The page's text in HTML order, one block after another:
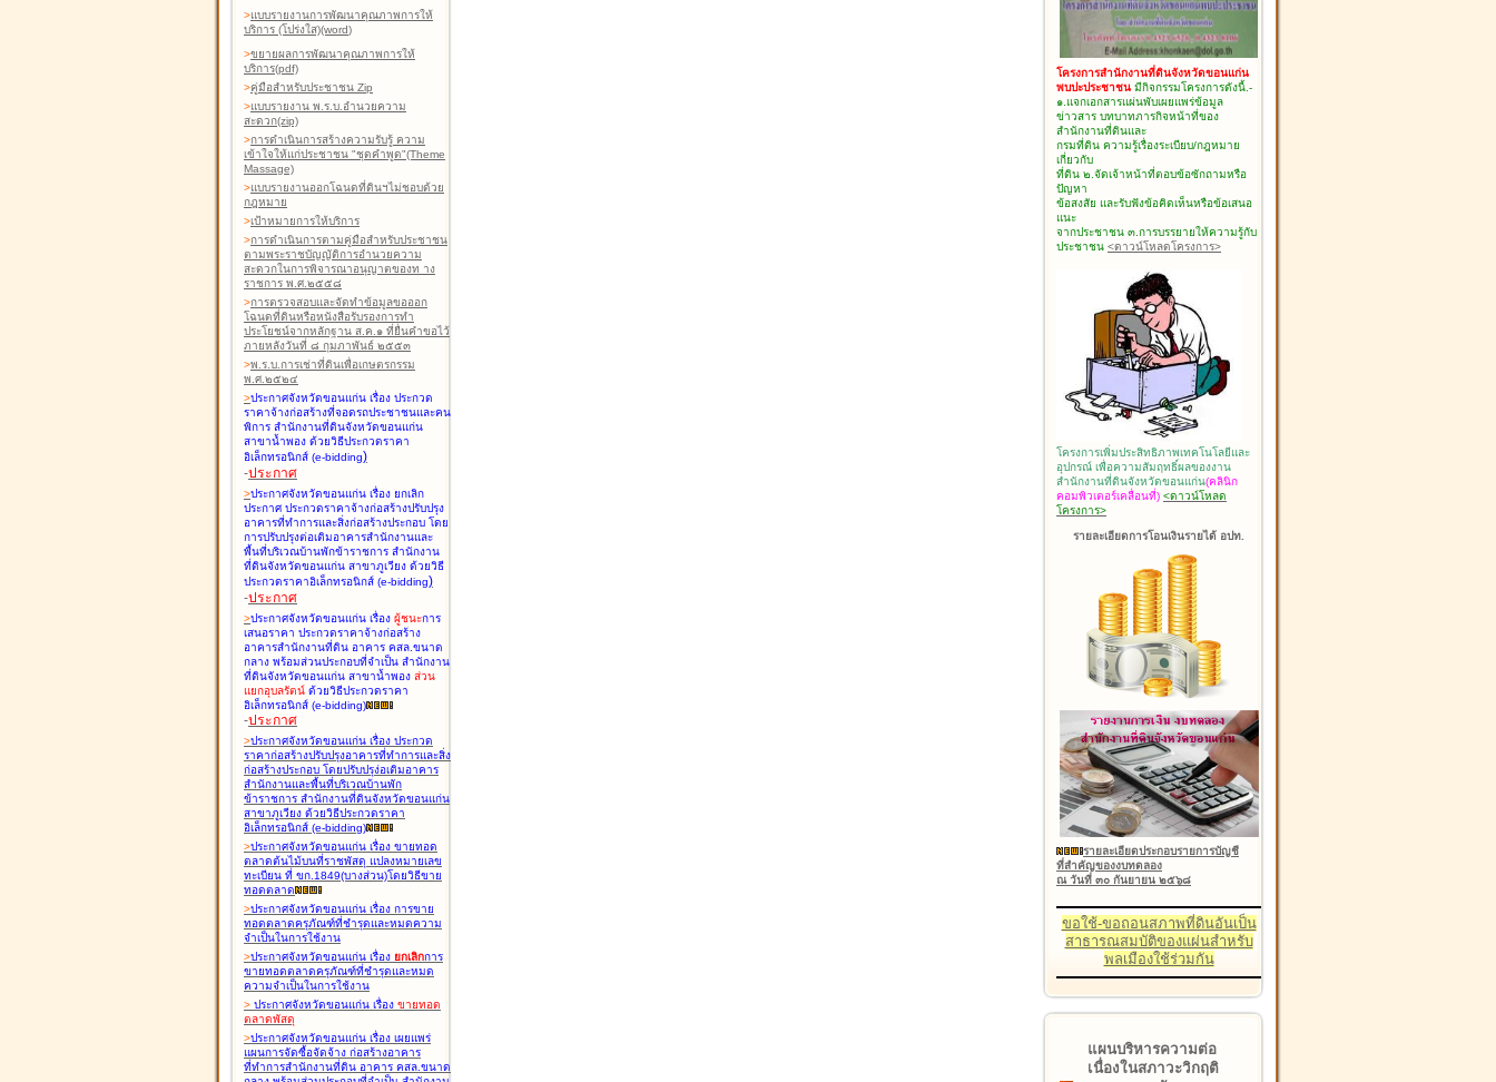
>แบบรายงานการพัฒนาคุณภาพการให้
บริการ (โปร่งใส)(word)
>ขยายผลการพัฒนาคุณภาพการให้
บริการ(pdf)
>คู่มือสำหรับประชาชน Zip
>แบบรายงาน พ.ร.บ.อำนวยความ
สะดวก(zip)
>การดำเนินการสร้างความรับรู้ ความ
เข้าใจให้แก่ประชาชน "ชุดคำพูด"(Theme
Massage)
>แบบรายงานออกโฉนดที่ดินฯไม่ชอบด้วย
กฎหมาย
>เป้าหมายการให้บริการ
>การดำเนินการตามคู่มือสำหรับประชาชน
ตามพระราชบัญญัติการอำนวยความ
สะดวกในการพิจารณาอนุญาตของท าง
ราชการ พ.ศ.๒๕๕๘
>การตรวจสอบและจัดทำข้อมูลขอออก
โฉนดที่ดินหรือหนังสือรับรองการทำ
ประโยชน์จากหลักฐาน ส.ค.๑ ที่ยื่นคำขอไว้
ภายหลังวันที่ ๘ กุมภาพันธ์ ๒๕๕๓
>พ.ร.บ.การเช่าที่ดินเพื่อเกษตรกรรม
พ.ศ.๒๕๒๔
>ประกาศจังหวัดขอนแก่น เรื่อง ประกวด
ราคาจ้างก่อสร้างที่จอดรถประชาชนและคน
พิการ สำนักงานที่ดินจังหวัดขอนแก่น
สาขาน้ำพอง ด้วยวิธีประกวดราคา
อิเล็กทรอนิกส์ (e-bidding)
-ประกาศ
>ประกาศจังหวัดขอนแก่น เรื่อง ยกเลิก
ประกาศ ประกวดราคาจ้างก่อสร้างปรับปรุง
อาคารที่ทำการและสิ่งก่อสร้างประกอบ โดย
การปรับปรุงต่อเติมอาคารสำนักงานและ
พื้นที่บริเวณบ้านพักข้าราชการ สำนักงาน
ที่ดินจังหวัดขอนแก่น สาขาภูเวียง ด้วยวิธี
ประกวดราคาอิเล็กทรอนิกส์ (e-bidding)
-ประกาศ
>ประกาศจังหวัดขอนแก่น เรื่อง ผู้ชนะการ
เสนอราคา ประกวดราคาจ้างก่อสร้าง
อาคารสำนักงานที่ดิน อาคาร คสล.ขนาด
กลาง พร้อมส่วนประกอบที่จำเป็น สำนักงาน
ที่ดินจังหวัดขอนแก่น สาขาน้ำพอง ส่วน
แยกอุบลรัตน์ ด้วยวิธีประกวดราคา
อิเล็กทรอนิกส์ (e-bidding)
-ประกาศ
>ประกาศจังหวัดขอนแก่น เรื่อง ประกวด
ราคาก่อสร้างปรับปรุงอาคารที่ทำการและสิ่ง
ก่อสร้างประกอบ โดยปรับปรุง่อเติมอาคาร
สำนักงานและพื้นที่บริเวณบ้านพัก
ข้าราชการ สำนักงานที่ดินจังหวัดขอนแก่น
สาขาภูเวียง ด้วยวิธีประกวดราคา
อิเล็กทรอนิกส์ (e-bidding)
>ประกาศจังหวัดขอนแก่น เรื่อง ขายทอด
ตลาดต้นไม้บนที่ราชพัสดุ แปลงหมายเลข
ทะเบียน ที่ ขก.1849(บางส่วน)โดยวิธีขาย
ทอดตลาด
>ประกาศจังหวัดขอนแก่น เรื่อง การขาย
ทอดตลาดครุภัณฑ์ที่ชำรุดและหมดความ
จำเป็นในการใช้งาน
>ประกาศจังหวัดขอนแก่น เรื่อง ยกเลิกการ
ขายทอดตลาดครุภัณฑ์ที่ชำรุดและหมด
ความจำเป็นในการใช้งาน
> ประกาศจังหวัดขอนแก่น เรื่อง ขายทอด
ตลาดพัสดุ
>ประกาศจังหวัดขอนแก่น เรื่อง เผยแพร่
แผนการจัดซื้อจัดจ้าง ก่อสร้างอาคาร
ที่ทำการสำนักงานที่ดิน อาคาร คสล.ขนาด
โครงการสำนักงานที่ดินจังหวัดขอนแก่น
พบปะประชาชน มีกิจกรรมโครงการดังนี้.-
๑.แจกเอกสารแผ่นพับเผยแพร่ข้อมูล
ข่าวสาร บทบาทภารกิจหน้าที่ของ
สำนักงานที่ดินและ
กรมที่ดิน ความรู้เรื่องระเบียบ/กฎหมาย
เกี่ยวกับ
ที่ดิน ๒.จัดเจ้าหน้าที่ตอบข้อซักถามหรือ
ปัญหา
ข้อสงสัย และรับฟังข้อคิดเห็นหรือข้อเสนอ
แนะ
จากประชาชน ๓.การบรรยายให้ความรู้กับ
ประชาชน <ดาวน์โหลดโครงการ>
โครงการเพิ่มประสิทธิภาพเทคโนโลยีและ
อุปกรณ์ เพื่อความสัมฤทธิ์ผลของงาน
สำนักงานที่ดินจังหวัดขอนแก่น(คลินิก
คอมพิวเตอร์เคลื่อนที่) <ดาวน์โหลด
โครงการ>
รายละเอียดการโอนเงินรายได้ อปท.
รายละเอียดประกอบรายการบัญชี
ที่สำคัญของงบทดลอง
ณ วันที่ ๓๐ กันยายน ๒๕๖๘
ขอใช้-ขอถอนสภาพที่ดินอันเป็น
สาธารณสมบัติของแผ่นสำหรับ
พลเมืองใช้ร่วมกัน
แผนบริหารความต่อ
เนื่องในสภาวะวิกฤติ